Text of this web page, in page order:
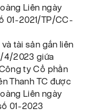
Liên ngày
01-2021/TP/CC-
tài sản gắn liên
4/2023 giữa
ty Cổ phần
Thanh TC được
Liên ngày
01-2023